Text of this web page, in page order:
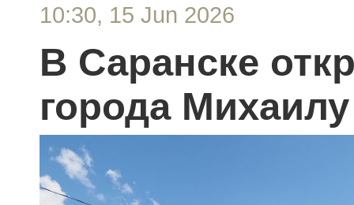
10:30, 15 Jun 2026
В Саранске
города